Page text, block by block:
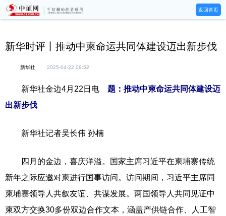
返回首页
新华时评丨推动中柬命运共同体建设迈出新步伐
新华社 2025-04-22 09:52
新华社金边4月22日电 题：推动中柬命运共同体建设迈
出新步伐
新华社记者吴长伟 孙楠
四月的金边，喜庆洋溢。国家主席习近平在柬埔寨传统
新年之际应邀对柬进行国事访问。访问期间，习近平主席同
柬埔寨领导人共叙友谊、共谋发展。两国领导人共同见证中
柬双方交换30多份双边合作文本，涵盖产供链合作、人工智